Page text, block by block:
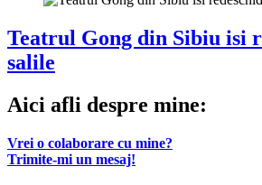
Teatrul Gong din Sibiu isi
salile
Aici afli despre mine:
Vrei o colaborare cu mine?
Trimite-mi un mesaj!